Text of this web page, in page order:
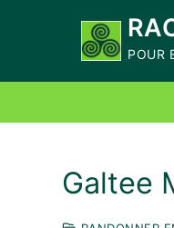
POUR
Galtee
Recevez
départ de